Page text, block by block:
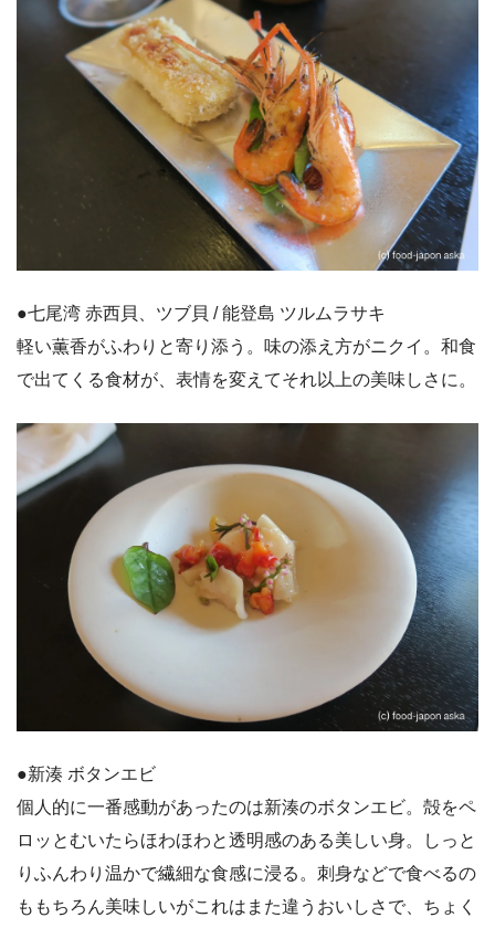
●七尾湾 赤西貝、ツブ貝 / 能登島 ツルムラサキ
軽い薫香がふわりと寄り添う。味の添え方がニクイ。和食
で出てくる食材が、表情を変えてそれ以上の美味しさに。
●新湊 ボタンエビ
個人的に一番感動があったのは新湊のボタンエビ。殻をペ
ロッとむいたらほわほわと透明感のある美しい身。しっと
りふんわり温かで繊細な食感に浸る。刺身などで食べるの
ももちろん美味しいがこれはまた違うおいしさで、ちょく